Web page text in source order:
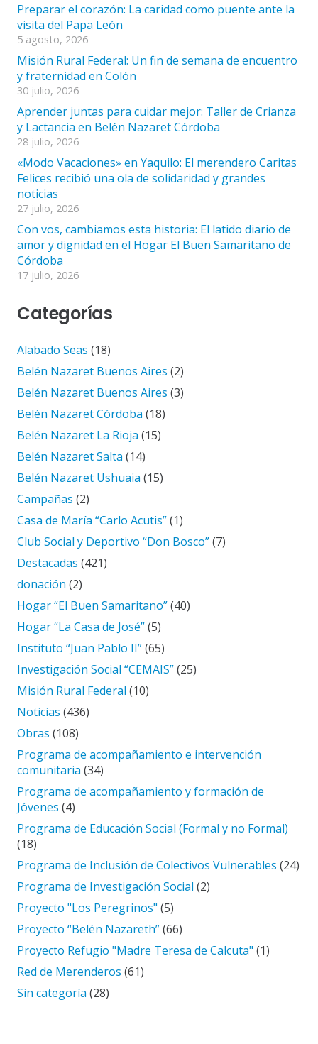
Preparar el corazón: La caridad como puente ante la
visita del Papa León
5 agosto, 2026
Misión Rural Federal: Un fin de semana de encuentro
y fraternidad en Colón
30 julio, 2026
Aprender juntas para cuidar mejor: Taller de Crianza
y Lactancia en Belén Nazaret Córdoba
28 julio, 2026
«Modo Vacaciones» en Yaquilo: El merendero Caritas
Felices recibió una ola de solidaridad y grandes
noticias
27 julio, 2026
Con vos, cambiamos esta historia: El latido diario de
amor y dignidad en el Hogar El Buen Samaritano de
Córdoba
17 julio, 2026
Categorías
Alabado Seas (18)
Belén Nazaret Buenos Aires (2)
Belén Nazaret Buenos Aires (3)
Belén Nazaret Córdoba (18)
Belén Nazaret La Rioja (15)
Belén Nazaret Salta (14)
Belén Nazaret Ushuaia (15)
Campañas (2)
Casa de María “Carlo Acutis”(1)
Club Social y Deportivo “Don Bosco”(7)
Destacadas (421)
donación (2)
Hogar “El Buen Samaritano”(40)
Hogar “La Casa de José”(5)
Instituto “Juan Pablo II”(65)
Investigación Social “CEMAIS”(25)
Misión Rural Federal (10)
Noticias (436)
Obras (108)
Programa de acompañamiento e intervención
comunitaria (34)
Programa de acompañamiento y formación de
Jóvenes (4)
Programa de Educación Social (Formal y no Formal)
(18)
Programa de Inclusión de Colectivos Vulnerables (24)
Programa de Investigación Social (2)
Proyecto "Los Peregrinos" (5)
Proyecto “Belén Nazareth”(66)
Proyecto Refugio "Madre Teresa de Calcuta" (1)
Red de Merenderos (61)
Sin categoría (28)